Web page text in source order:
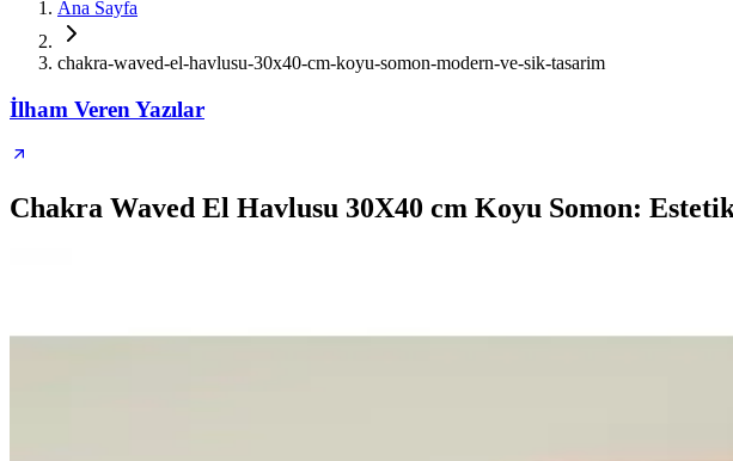
Ana Sayfa
chakra-waved-el-havlusu-30x40-cm-koyu-somon-modern-ve-sik-tasarim
İlham Veren Yazılar
Chakra Waved El Havlusu 30X40 cm Koyu Somon: